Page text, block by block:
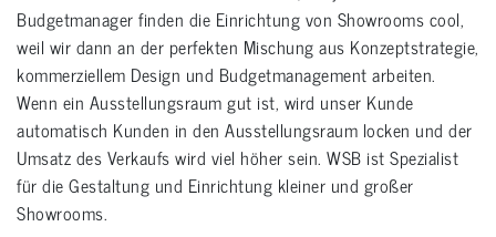
Budgetmanager finden die Einrichtung von Showrooms cool,
weil wir dann an der perfekten Mischung aus Konzeptstrategie,
kommerziellem Design und Budgetmanagement arbeiten.
Wenn ein Ausstellungsraum gut ist, wird unser Kunde
automatisch Kunden in den Ausstellungsraum locken und der
Umsatz des Verkaufs wird viel höher sein. WSB ist Spezialist
für die Gestaltung und Einrichtung kleiner und großer
Showrooms.